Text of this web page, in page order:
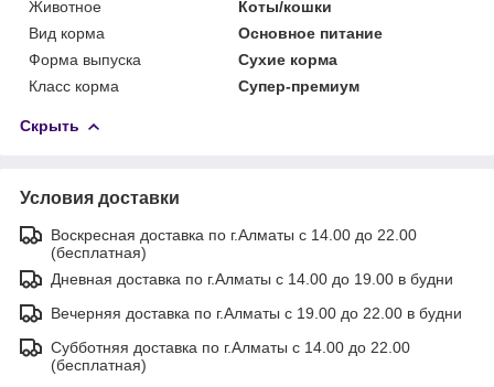
Животное
Коты/кошки
Вид корма
Основное питание
Форма выпуска
Сухие корма
Класс корма
Супер-премиум
Скрыть
Условия доставки
Воскресная доставка по г.Алматы с 14.00 до 22.00
(бесплатная)
Дневная доставка по г.Алматы с 14.00 до 19.00 в будни
Вечерняя доставка по г.Алматы с 19.00 до 22.00 в будни
Субботняя доставка по г.Алматы с 14.00 до 22.00
(бесплатная)